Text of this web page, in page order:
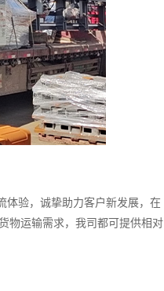
验，诚挚助力客户新发展，在
物运输需求，我司都可提供相对